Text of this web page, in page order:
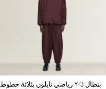
بنطال Y-3 رياضي نايلون بثلاثة خطوط